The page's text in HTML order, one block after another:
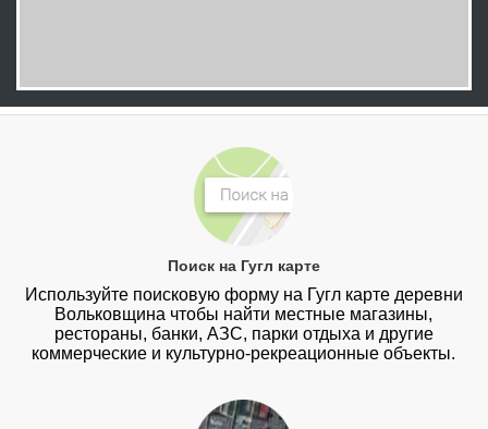
Поиск на Гугл карте
Используйте поисковую форму на Гугл карте деревни
Вольковщина чтобы найти местные магазины,
рестораны, банки, АЗС, парки отдыха и другие
коммерческие и культурно-рекреационные объекты.